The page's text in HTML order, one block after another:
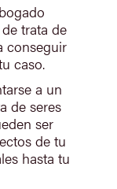
trata de
conseguir
caso.
a un
de seres
ser
de tu
hasta tu